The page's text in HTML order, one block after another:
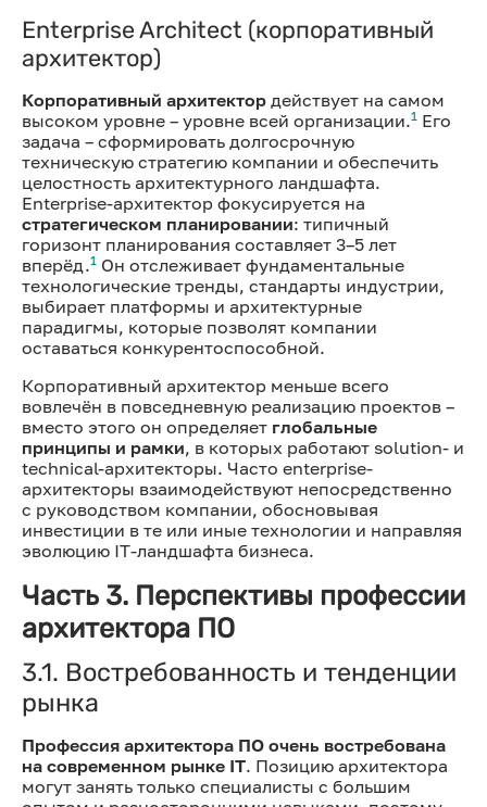
Enterprise Architect (корпоративный
архитектор)
Корпоративный архитектор действует на самом
высоком уровне – уровне всей организации.1 Его
задача – сформировать долгосрочную
техническую стратегию компании и обеспечить
целостность архитектурного ландшафта.
Enterprise-архитектор фокусируется на
стратегическом планировании: типичный
горизонт планирования составляет 3–5 лет
вперёд.1 Он отслеживает фундаментальные
технологические тренды, стандарты индустрии,
выбирает платформы и архитектурные
парадигмы, которые позволят компании
оставаться конкурентоспособной.
Корпоративный архитектор меньше всего
вовлечён в повседневную реализацию проектов –
вместо этого он определяет глобальные
принципы и рамки, в которых работают solution- и
technical-архитекторы. Часто enterprise-
архитекторы взаимодействуют непосредственно
с руководством компании, обосновывая
инвестиции в те или иные технологии и направляя
эволюцию IT-ландшафта бизнеса.
Часть 3. Перспективы профессии
архитектора ПО
3.1. Востребованность и тенденции
рынка
Профессия архитектора ПО очень востребована
на современном рынке IT. Позицию архитектора
могут занять только специалисты с большим